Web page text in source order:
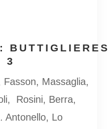
:
3
Massaglia,
Rosini, Berra,
Antonello, Lo